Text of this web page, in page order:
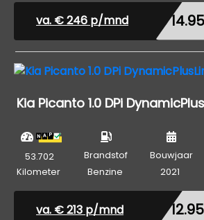
va. €246 p/mnd €
Kia Picanto 1.0 DPi
53.702
Kilometer
Brandstof
Benzine
Bouwjaar
2021
va. €213 p/mnd €